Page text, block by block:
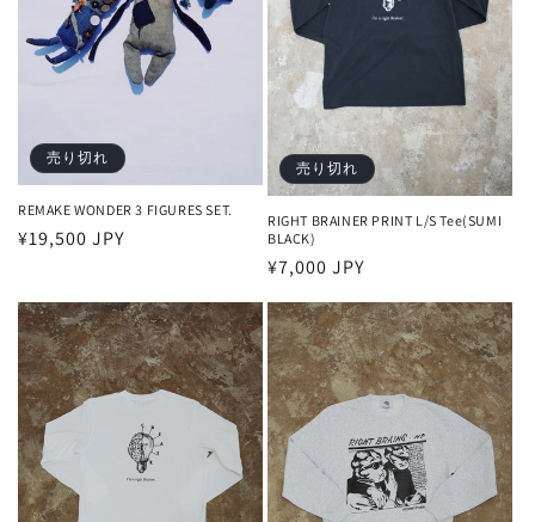
売り切れ
REMAKE WONDER 3 FIGURES SET.
通
価
格
¥19,500 JPY
売り切れ
RIGHT BRAINER PRINT L/S Tee(SUMI
BLACK)
通
価
格
¥7,000 JPY